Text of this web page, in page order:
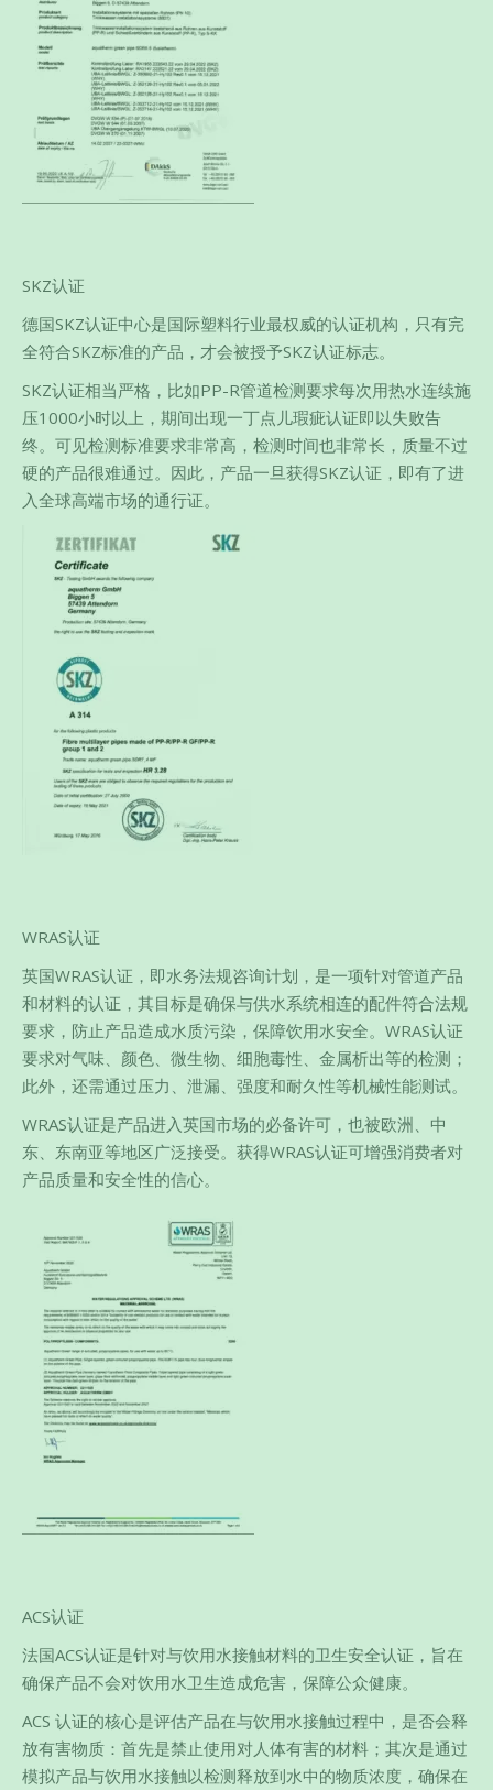
SKZ认证
德国SKZ认证中心是国际塑料行业最权威的认证机构，只有完
全符合SKZ标准的产品，才会被授予SKZ认证标志。
SKZ认证相当严格，比如PP-R管道检测要求每次用热水连续施
压1000小时以上，期间出现一丁点儿瑕疵认证即以失败告
终。可见检测标准要求非常高，检测时间也非常长，质量不过
硬的产品很难通过。因此，产品一旦获得SKZ认证，即有了进
入全球高端市场的通行证。
WRAS认证
英国WRAS认证，即水务法规咨询计划，是一项针对管道产品
和材料的认证，其目标是确保与供水系统相连的配件符合法规
要求，防止产品造成水质污染，保障饮用水安全。WRAS认证
要求对气味、颜色、微生物、细胞毒性、金属析出等的检测；
此外，还需通过压力、泄漏、强度和耐久性等机械性能测试。
WRAS认证是产品进入英国市场的必备许可，也被欧洲、中
东、东南亚等地区广泛接受。获得WRAS认证可增强消费者对
产品质量和安全性的信心。
ACS认证
法国ACS认证是针对与饮用水接触材料的卫生安全认证，旨在
确保产品不会对饮用水卫生造成危害，保障公众健康。
ACS 认证的核心是评估产品在与饮用水接触过程中，是否会释
放有害物质：首先是禁止使用对人体有害的材料；其次是通过
模拟产品与饮用水接触以检测释放到水中的物质浓度，确保在